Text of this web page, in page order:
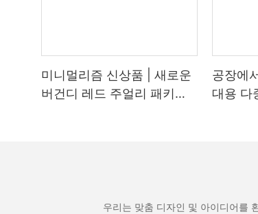
미니멀리즘 신상품 | 새로운
버건디 레드 주얼리 패키지
공장에
대용 다
우리는 맞춤 디자인 및 아이디어를